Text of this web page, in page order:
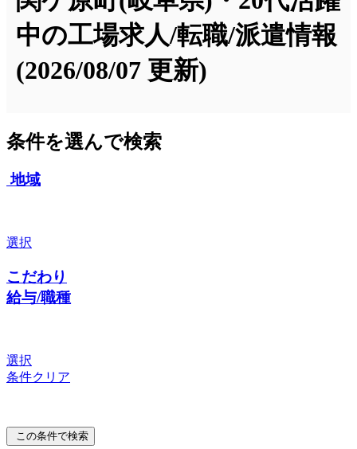
中の工場求人/転職/派遣情報
(2026/08/07 更新)
条件を選んで検索
地域
選択
こだわり
給与/職種
選択
条件クリア
この条件で検索